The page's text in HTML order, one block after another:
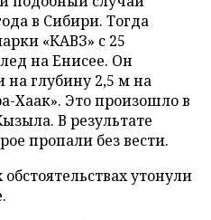
в Сибири. Тогда
«КАВЗ» с 25
на Енисее. Он
на глубину 2,5 м на
Хаак». Это произошло в
В результате
пропали без вести.
утонули